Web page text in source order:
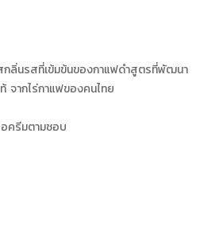
ลิ่นรสที่เข้มข้นของกาแฟดำสูตรที่พัฒนา
จากไร่กาแฟของคนไทย
อครีมตามชอบ